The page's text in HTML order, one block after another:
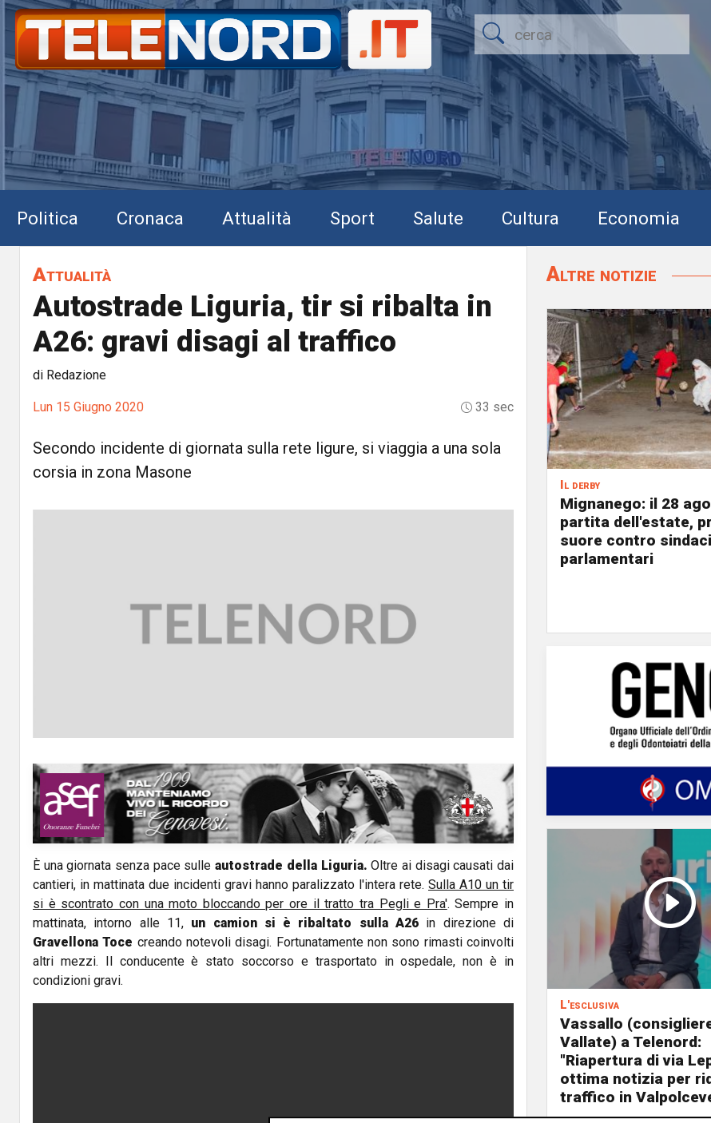
Politica Cronaca Attualità Sport Salute Cultura Economia
Attualità
Autostrade Liguria, tir si ribalta in
A26: gravi disagi al traffico
di Redazione
Lun 15 Giugno 2020 33 sec
Secondo incidente di giornata sulla rete ligure, si viaggia a una sola
corsia in zona Masone
È una giornata senza pace sulleautostrade della Liguria. Oltre ai disagi causati dai
cantieri, in mattinata due incidenti gravi hanno paralizzato l'intera rete. Sulla A10 un tir
si è scontrato con una moto bloccando per ore il tratto tra Pegli e Pra'. Sempre in
mattinata, intorno alle 11, un camion si è ribaltato sulla A26 in direzione di
Gravellona Toce creando notevoli disagi. Fortunatamente non sono rimasti coinvolti
altri mezzi. Il conducente è stato soccorso e trasportato in ospedale, non è in
condizioni gravi.
Altre notizie
Il derby
Mignanego: il 28
partita dell'estate,
suore contro
parlamentari
L'esclusiva
Vassallo
Vallate) a Telenord:
"Riapertura di via
ottima notizia per
traffico in